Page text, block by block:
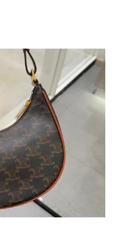
Ava Bag 完全攻略｜